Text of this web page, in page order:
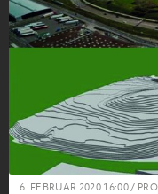
6. FEBRUAR 2020 16:00 /